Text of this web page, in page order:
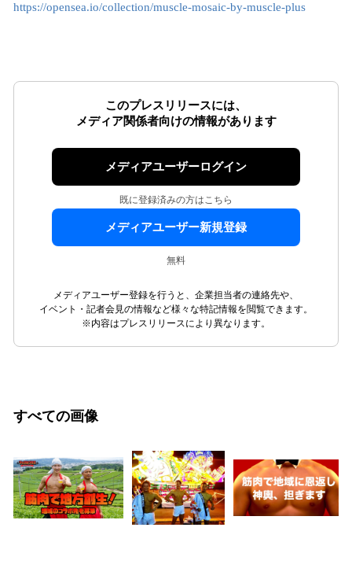
https://opensea.io/collection/muscle-mosaic-by-muscle-plus
このプレスリリースには、
メディア関係者向けの情報があります
メディアユーザーログイン
既に登録済みの方はこちら
メディアユーザー新規登録
無料
メディアユーザー登録を行うと、企業担当者の連絡先や、
イベント・記者会見の情報など様々な特記情報を閲覧できます。
※内容はプレスリリースにより異なります。
すべての画像